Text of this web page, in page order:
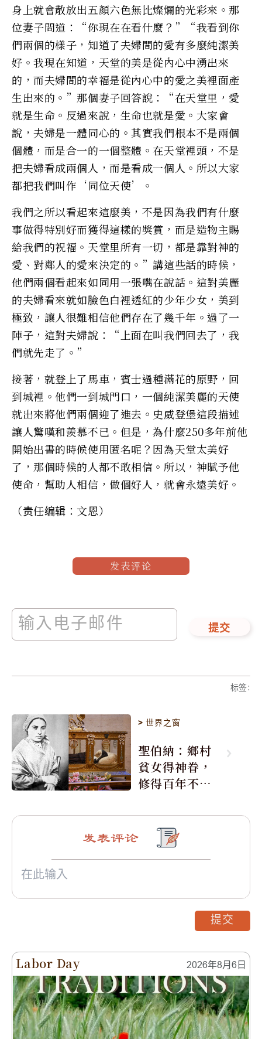
身上就會散放出五顏六色無比燦爛的光彩來。那
位妻子問道：“你現在在看什麼？”“我看到你
們兩個的樣子，知道了夫婦間的愛有多麼純潔美
好。我現在知道，天堂的美是從內心中湧出來
的，而夫婦間的幸福是從內心中的愛之美裡面產
生出來的。”那個妻子回答說：“在天堂里，愛
就是生命。反過來說，生命也就是愛。大家會
說，夫婦是一體同心的。其實我們根本不是兩個
個體，而是合一的一個整體。在天堂裡頭，不是
把夫婦看成兩個人，而是看成一個人。所以大家
都把我們叫作‘同位天使’。
我們之所以看起來這麼美，不是因為我們有什麼
事做得特別好而獲得這樣的獎賞，而是造物主賜
給我們的祝福。天堂里所有一切，都是靠對神的
愛、對鄰人的愛來決定的。”講這些話的時候，
他們兩個看起來如同用一張嘴在說話。這對美麗
的夫婦看來就如臉色白裡透紅的少年少女，美到
極致，讓人很難相信他們存在了幾千年。過了一
陣子，這對夫婦說：“上面在叫我們回去了，我
們就先走了。”
接著，就登上了馬車，賓士過種滿花的原野，回
到城裡。他們一到城門口，一個純潔美麗的天使
就出來將他們兩個迎了進去。史威登堡這段描述
讓​​人驚嘆和羨慕不已。但是，為什麼250多年前他
開始出書的時候使用匿名呢？因為天堂太美好
了，那個時候的人都不敢相信。所以，神賦予他
使命，幫助人相信，做個好人，就會永遠美好。
（责任编辑：文恩）
发表评论
提交
标签:
>世界之窗
聖伯納：鄉村
貧女得神眷，
修得百年不腐
Labor Day 2026年8月6日
发表评论
提交